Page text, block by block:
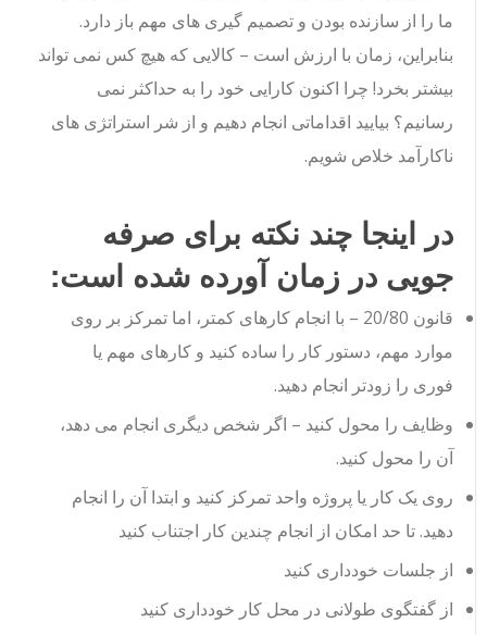
ما را از سازنده بودن و تصمیم گیری های مهم باز دارد.
بنابراین، زمان با ارزش است – کالایی که هیچ کس نمی تواند
بیشتر بخرد! چرا اکنون کارایی خود را به حداکثر نمی
رسانیم؟ بیایید اقداماتی انجام دهیم و از شر استراتژی های
ناکارآمد خلاص شویم.
در اینجا چند نکته برای صرفه
جویی در زمان آورده شده است:
قانون 20/80 – با انجام کارهای کمتر، اما تمرکز بر روی
موارد مهم، دستور کار را ساده کنید و کارهای مهم یا
فوری را زودتر انجام دهید.
وظایف را محول کنید – اگر شخص دیگری انجام می دهد،
آن را محول کنید.
روی یک کار یا پروژه واحد تمرکز کنید و ابتدا آن را انجام
دهید. تا حد امکان از انجام چندین کار اجتناب کنید
از جلسات خودداری کنید
از گفتگوی طولانی در محل کار خودداری کنید